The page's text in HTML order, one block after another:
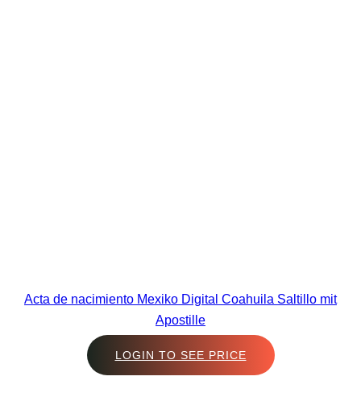
Acta de nacimiento Mexiko Digital Coahuila Saltillo mit
Apostille
LOGIN TO SEE PRICE